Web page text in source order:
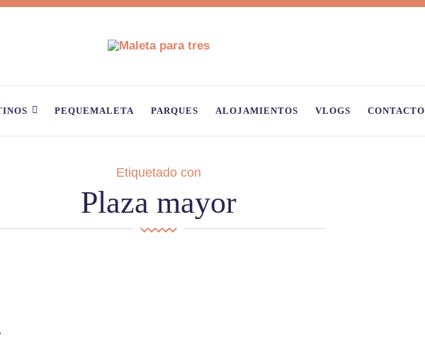
PEQUEMALETA PARQUES ALOJAMIENTOS VLOGS CONTACTO
Etiquetado con
Plaza mayor